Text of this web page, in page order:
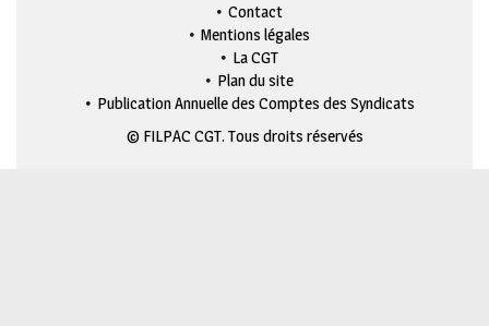
Contact
Mentions légales
La CGT
Plan du site
Publication Annuelle des Comptes des Syndicats
© FILPAC CGT. Tous droits réservés